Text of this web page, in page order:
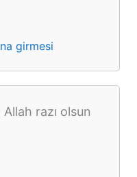
girmesi
razı olsun